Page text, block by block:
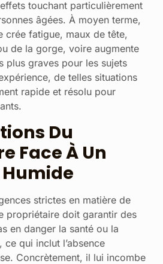
touchant particulièrement
âgées. À moyen terme,
crée fatigue, maux de tête,
de la gorge, voire augmente
plus graves pour les sujets
de telles situations
rapide et résolu pour
Du
Face À Un
strictes en matière de
propriétaire doit garantir des
en danger la santé ou la
qui inclut l’absence
Concrètement, il lui incombe